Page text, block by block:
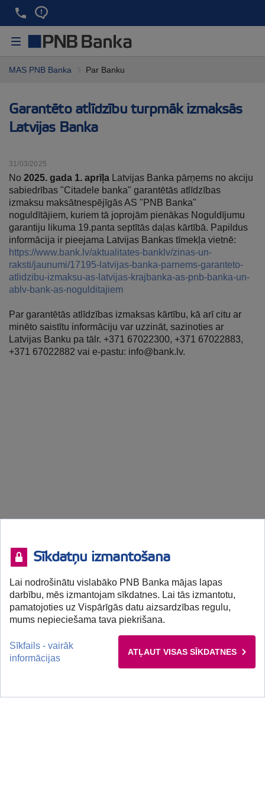
MAS PNB Banka Par Banku
Garantēto atlīdzību turpmāk izmaksās
Latvijas Banka
31/03/2025
No 2025. gada 1. aprīļa Latvijas Banka pārņems no akciju
sabiedrības "Citadele banka" garantētās atlīdzības
izmaksu maksātnespējīgās AS "PNB Banka"
noguldītājiem, kuriem tā joprojām pienākas Noguldījumu
garantiju likuma 19.panta septītās daļas kārtībā. Papildus
informācija ir pieejama Latvijas Bankas tīmekļa vietnē:
https://www.bank.lv/aktualitates-banklv/zinas-un-
raksti/jaunumi/17195-latvijas-banka-parnems-garanteto-
atlidzibu-izmaksu-as-latvijas-krajbanka-as-pnb-banka-un-
ablv-bank-as-nogulditajiem
Par garantētās atlīdzības izmaksas kārtību, kā arī citu ar
minēto saistītu informāciju var uzzināt, sazinoties ar
Latvijas Banku pa tālr. +371 67022300, +371 67022883,
+371 67022882 vai e-pastu: info@bank.lv.
+371 67041100 (I-V 9:00-13:00)
Klientu pieņemšana klātienē tikai pēc iepriekšēja pieraksta.
Sīkdatņu izmantošana
Lai nodrošinātu vislabāko PNB Banka mājas lapas
darbību, mēs izmantojam sīkdatnes. Lai tās izmantotu,
pamatojoties uz Vispārīgās datu aizsardzības regulu,
mums nepieciešama tava piekrišana.
Sīkfails - vairāk
informācijas
ATĻAUT VISAS SĪKDATNES